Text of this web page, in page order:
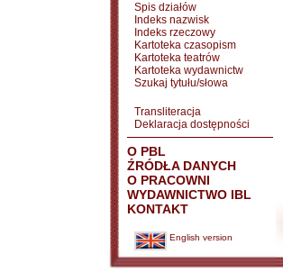
Spis działów
Indeks nazwisk
Indeks rzeczowy
Kartoteka czasopism
Kartoteka teatrów
Kartoteka wydawnictw
Szukaj tytułu/słowa
Transliteracja
Deklaracja dostępności
O PBL
ŹRÓDŁA DANYCH
O PRACOWNI
WYDAWNICTWO IBL
KONTAKT
English version